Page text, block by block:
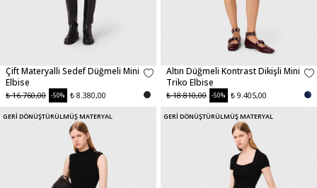
Çift Materyalli Sedef Düğmeli Mini
Elbise
₺ 16.760,00 -50% ₺ 8.380,00
Altın Düğmeli Kontrast Dikişli Mini
Triko Elbise
₺ 18.810,00 -50% ₺ 9.405,00
GERİ DÖNÜŞTÜRÜLMÜŞ MATERYAL GERİ DÖNÜŞTÜRÜLMÜŞ MATERYAL